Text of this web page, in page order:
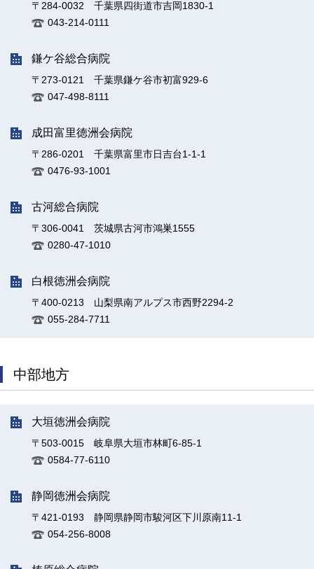
〒284-0032 千葉県四街道市吉岡1830-1
043-214-0111
鎌ケ谷総合病院
〒273-0121 千葉県鎌ケ谷市初富929-6
047-498-8111
成田富里徳洲会病院
〒286-0201 千葉県富里市日吉台1-1-1
0476-93-1001
古河総合病院
〒306-0041 茨城県古河市鴻巣1555
0280-47-1010
白根徳洲会病院
〒400-0213 山梨県南アルプス市西野2294-2
055-284-7711
中部地方
大垣徳洲会病院
〒503-0015 岐阜県大垣市林町6-85-1
0584-77-6110
静岡徳洲会病院
〒421-0193 静岡県静岡市駿河区下川原南11-1
054-256-8008